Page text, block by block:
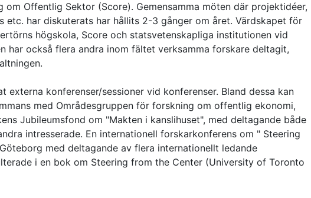
Offentlig Sektor (Score). Gemensamma möten där projektidéer,
etc. har diskuterats har hållits 2-3 gånger om året. Värdskapet för
högskola, Score och statsvetenskapliga institutionen vid
har också flera andra inom fältet verksamma forskare deltagit,
externa konferenser/sessioner vid konferenser. Bland dessa kan
med Områdesgruppen för forskning om offentlig ekonomi,
Jubileumsfond om "Makten i kanslihuset", med deltagande både
intresserade. En internationell forskarkonferens om " Steering
med deltagande av flera internationellt ledande
i en bok om Steering from the Center (University of Toronto